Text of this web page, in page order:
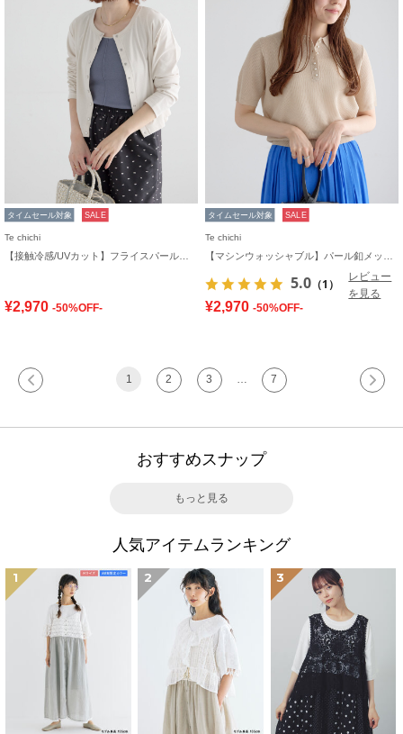
タイムセール対象 SALE
Te chichi
¥2,970 -50%OFF-
タイムセール対象 SALE
Te chichi
5.0 （1）
レビュー
を見る
¥2,970 -50%OFF-
1 2 3 7
おすすめスナップ
もっと見る
人気アイテムランキング
1 2 3